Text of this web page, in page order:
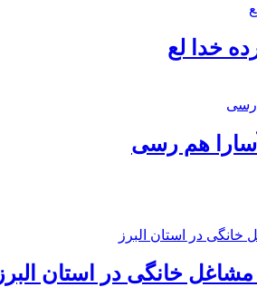
خدا لع
هم رسی
مشاغل خانگی در استان البرز